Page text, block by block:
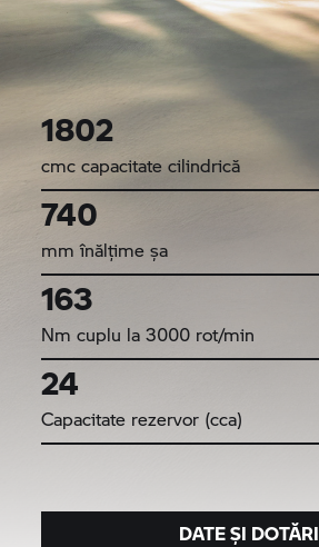
1802
cmc capacitate cilindrică
740
mm înălțime șa
163
Nm cuplu la 3000 rot/min
24
Capacitate rezervor (cca)
DATE ȘI DOTĂRI